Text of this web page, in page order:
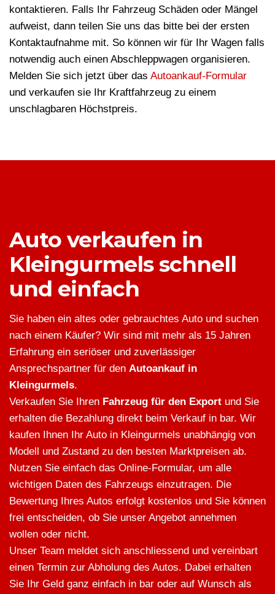
kontaktieren. Falls Ihr Fahrzeug Schäden oder Mängel
aufweist, dann teilen Sie uns das bitte bei der ersten
Kontaktaufnahme mit. So können wir für Ihr Wagen falls
notwendig auch einen Abschleppwagen organisieren.
Melden Sie sich jetzt über das Autoankauf-Formular
und verkaufen sie Ihr Kraftfahrzeug zu einem
unschlagbaren Höchstpreis.
Auto verkaufen in
Kleingurmels schnell
und einfach
Sie haben ein altes oder gebrauchtes Auto und suchen
nach einem Käufer? Wir sind mit mehr als 15 Jahren
Erfahrung ein seriöser und zuverlässiger
Ansprechspartner für den Autoankauf in
Kleingurmels.
Verkaufen Sie Ihren Fahrzeug für den Export und Sie
erhalten die Bezahlung direkt beim Verkauf in bar. Wir
kaufen Ihnen Ihr Auto in Kleingurmels unabhängig von
Modell und Zustand zu den besten Marktpreisen ab.
Nutzen Sie einfach das Online-Formular, um alle
wichtigen Daten des Fahrzeugs einzutragen. Die
Bewertung Ihres Autos erfolgt kostenlos und Sie können
frei entscheiden, ob Sie unser Angebot annehmen
wollen oder nicht.
Unser Team meldet sich anschliessend und vereinbart
einen Termin zur Abholung des Autos. Dabei erhalten
Sie Ihr Geld ganz einfach in bar oder auf Wunsch als